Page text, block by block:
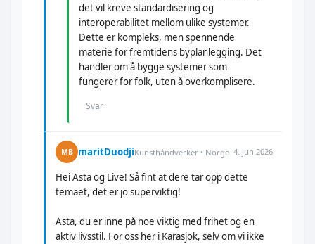
det vil kreve standardisering og
interoperabilitet mellom ulike systemer.
Dette er kompleks, men spennende
materie for fremtidens byplanlegging. Det
handler om å bygge systemer som
fungerer for folk, uten å overkomplisere.
Svar
MB maritDuodjiKunsthåndverker • Norge 4. jun 2026
Hei Asta og Live! Så fint at dere tar opp dette
temaet, det er jo superviktig!
Asta, du er inne på noe viktig med frihet og en
aktiv livsstil. For oss her i Karasjok, selv om vi ikke